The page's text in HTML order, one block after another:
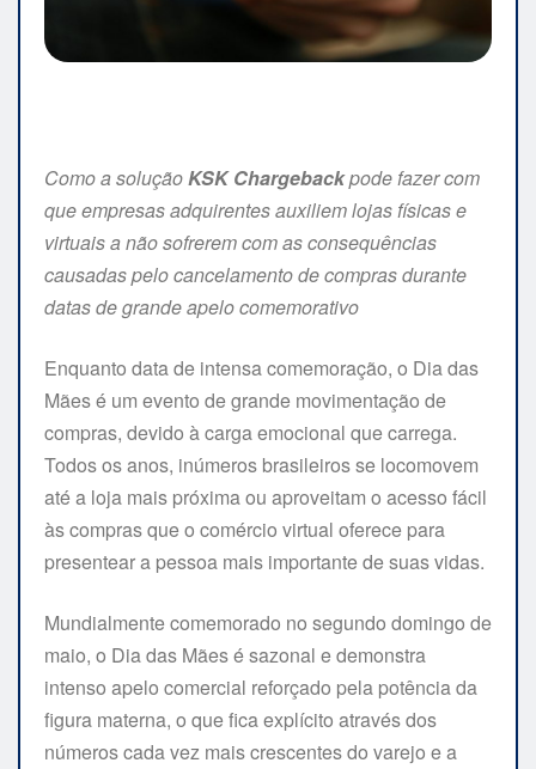
Como a soluçãoKSK Chargebackpode fazer com
que empresas adquirentes auxiliem lojas físicas e
virtuais a não sofrerem com as consequências
causadas pelo cancelamento de compras durante
datas de grande apelo comemorativo
Enquanto data de intensa comemoração, o Dia das
Mães é um evento de grande movimentação de
compras, devido à carga emocional que carrega.
Todos os anos, inúmeros brasileiros se locomovem
até a loja mais próxima ou aproveitam o acesso fácil
às compras que o comércio virtual oferece para
presentear a pessoa mais importante de suas vidas.
Mundialmente comemorado no segundo domingo de
maio, o Dia das Mães é sazonal e demonstra
intenso apelo comercial reforçado pela potência da
figura materna, o que fica explícito através dos
números cada vez mais crescentes do varejo e a